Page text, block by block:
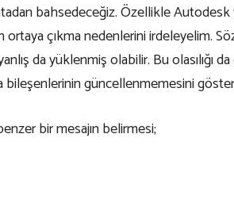
bahsedeceğiz. Özellikle Autodesk
çıkma nedenlerini irdeleyelim.
da yüklenmiş olabilir. Bu olasılığı
güncellenmemesini
bir mesajın belirmesi;